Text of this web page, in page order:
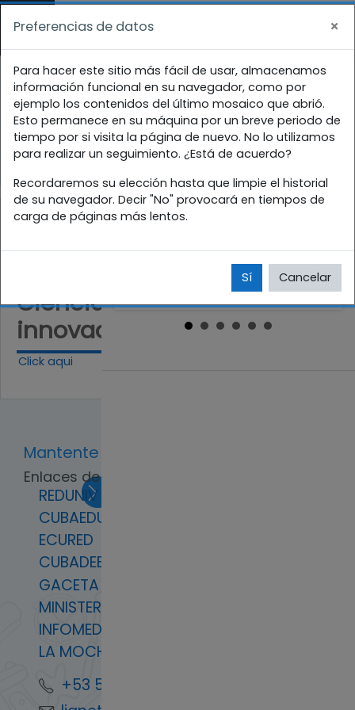
Panel lateralEn este momento está usando el acceso
para invitados ( Acceder)
Salta al contenido principal
Direcciones
Página Principal Cursos Direcciones
Ciencia tecnologia e innovación
Ciencia tecnologia e
innovación
Click aqui
Mantente en contacto
Enlaces de Interés
REDUNIV
CUBAEDUCA
ECURED
CUBADEBATE
GACETA OFICIAL
MINISTERIO EDUCACIÓN SUPERIOR
INFOMED
LA MOCHILA
+53 59932432 +53 72601188
Preferencias de datos ×
Para hacer este sitio más fácil de usar, almacenamos
información funcional en su navegador, como por
ejemplo los contenidos del último mosaico que abrió.
Esto permanece en su máquina por un breve periodo de
tiempo por si visita la página de nuevo. No lo utilizamos
para realizar un seguimiento. ¿Está de acuerdo?
Recordaremos su elección hasta que limpie el historial
de su navegador. Decir "No" provocará en tiempos de
carga de páginas más lentos.
Sí Cancelar